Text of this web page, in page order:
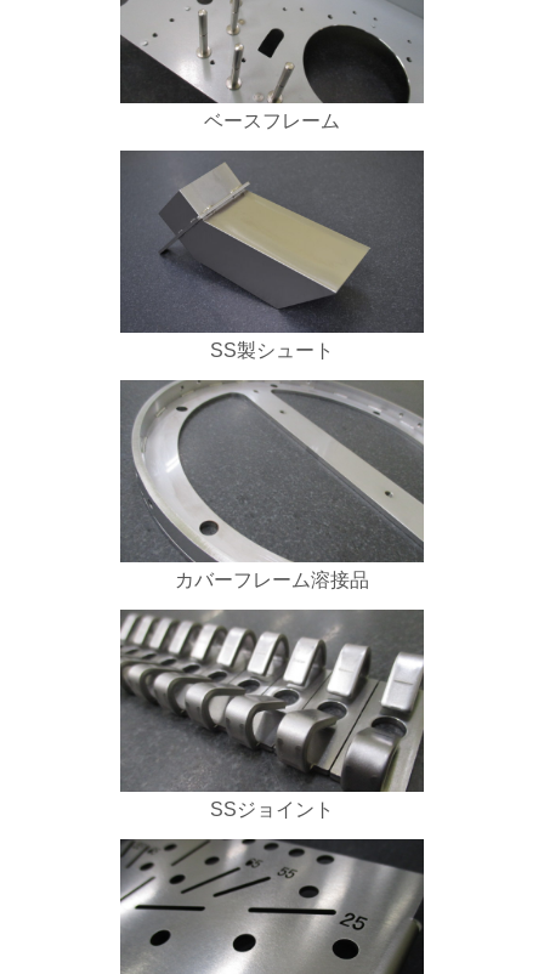
ベースフレーム
SS製シュート
カバーフレーム溶接品
SSジョイント